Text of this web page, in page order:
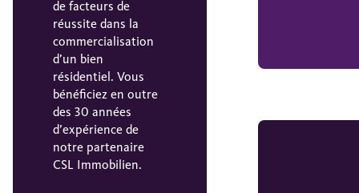
de facteurs de
réussite dans la
commercialisation
d’un bien
résidentiel. Vous
bénéficiez en outre
des 30 années
d’expérience de
notre partenaire
CSL Immobilien.